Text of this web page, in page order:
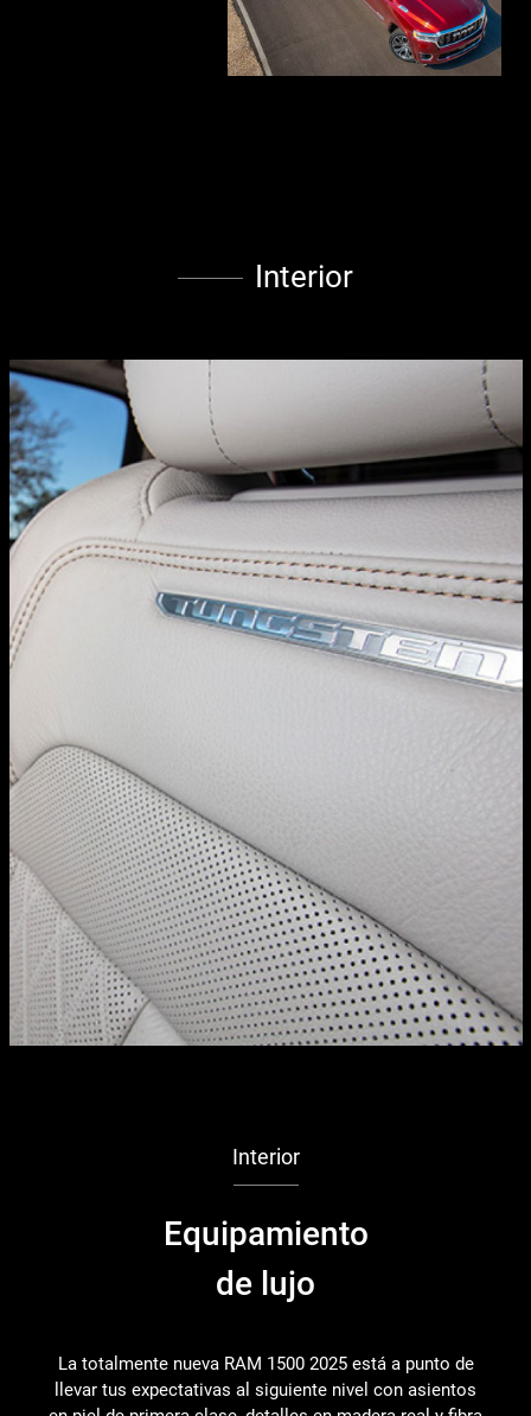
Interior
Interior
Equipamiento
de lujo
La totalmente nueva RAM 1500 2025 está a punto de
llevar tus expectativas al siguiente nivel con asientos